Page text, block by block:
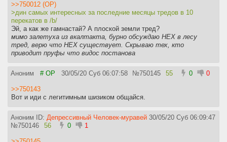
>>750012 (OP)
>дин самых интересных за последние месяцы тредов в 10
перекатов в /b/
Эй, а как же гамнастай? А плоской земли тред?
мимо залетуха из вкалтакта, бурно обсуждаю НЕХ в лесу
тред, верю что НЕХ существует. Скрываю тех, кто
приводит пруфы что видос постанова
Аноним # OP 30/05/20 Суб 06:07:58 №750145 55 0 0
>>750143
Вот и иди с легитимным шизиком общайся.
Аноним ID: Депрессивный Человек-муравей 30/05/20 Суб 06:09:47
№750146 56 0 1